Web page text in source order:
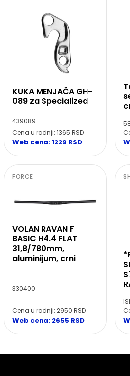
KUKA MENJAČA GH-
089 za Specialized
439089
Cena u radnji: 1365 RSD
Web cena: 1229 RSD
FORCE
VOLAN RAVAN F
BASIC H4.4 FLAT
31,8/780mm,
aluminijum, crni
330400
Cena u radnji: 2950 RSD
Web cena: 2655 RSD